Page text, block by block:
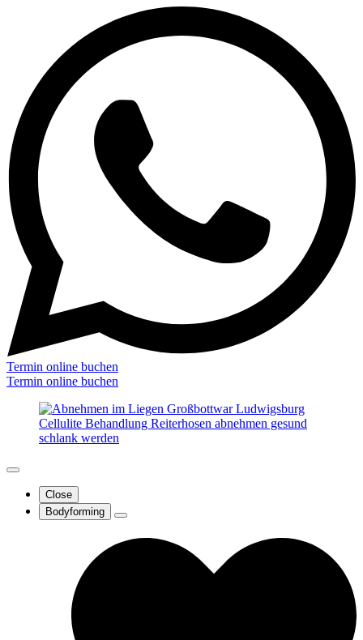
Termin online buchen
Termin online buchen
Close
Bodyforming